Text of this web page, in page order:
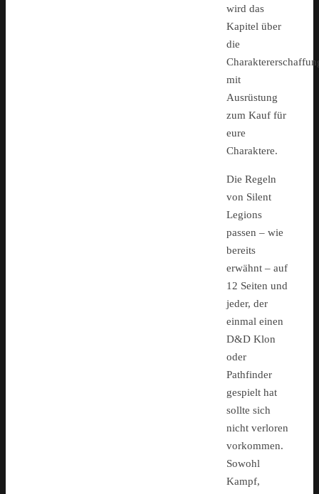
wird das
Kapitel über
die
mit
Ausrüstung
zum Kauf für
eure
Charaktere.
Die Regeln
von Silent
Legions
passen – wie
bereits
erwähnt – auf
12 Seiten und
jeder, der
einmal einen
D&D Klon
oder
Pathfinder
gespielt hat
sollte sich
nicht verloren
vorkommen.
Sowohl
Kampf,